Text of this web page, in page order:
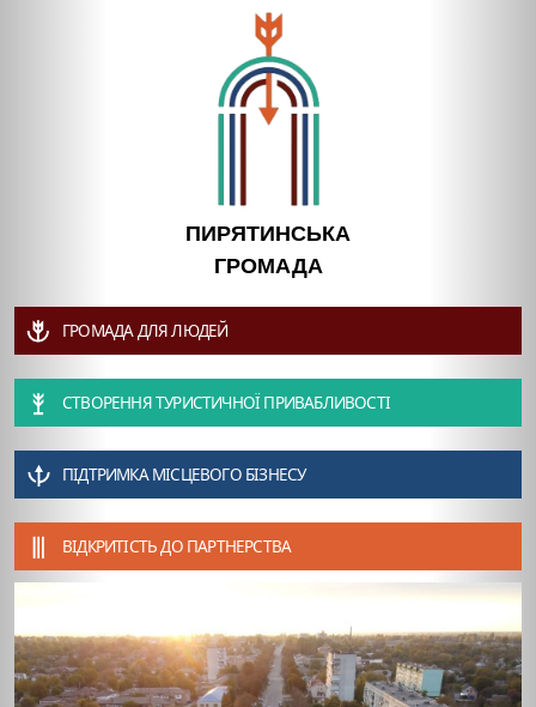
ПИРЯТИНСЬКА
ГРОМАДА
ГРОМАДА ДЛЯ ЛЮДЕЙ
СТВОРЕННЯ ТУРИСТИЧНОЇ ПРИВАБЛИВОСТІ
ПІДТРИМКА МІСЦЕВОГО БІЗНЕСУ
ВІДКРИТІСТЬ ДО ПАРТНЕРСТВА